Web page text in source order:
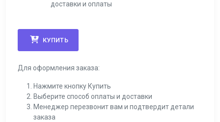
доставки и оплаты
КУПИТЬ
Для оформления заказа:
Нажмите кнопку Купить
Выберите способ оплаты и доставки
Менеджер перезвонит вам и подтвердит детали
заказа